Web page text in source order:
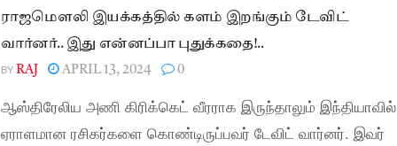
ராஜமௌலி இயக்கத்தில் களம் இறங்கும் டேவிட்
வார்னர்.. இது என்னப்பா புதுக்கதை!..
BY RAJ APRIL 13, 2024 0
ஆஸ்திரேலிய அணி கிரிக்கெட் வீரராக இருந்தாலும் இந்தியாவில்
ஏராளமான ரசிகர்களை கொண்டிருப்பவர் டேவிட் வார்னர். இவர்